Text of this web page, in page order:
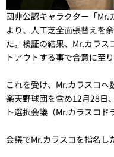
団非公認キャラクター「Mr.
より、人工芝全面張替えを
た。検証の結果、Mr.カラス
トアウトする事で合意に至り
これを受け、Mr.カラスコ
楽天野球団を含め12月28日
ト選択会議（Mr.カラスコド
会議でMr.カラスコを指名し